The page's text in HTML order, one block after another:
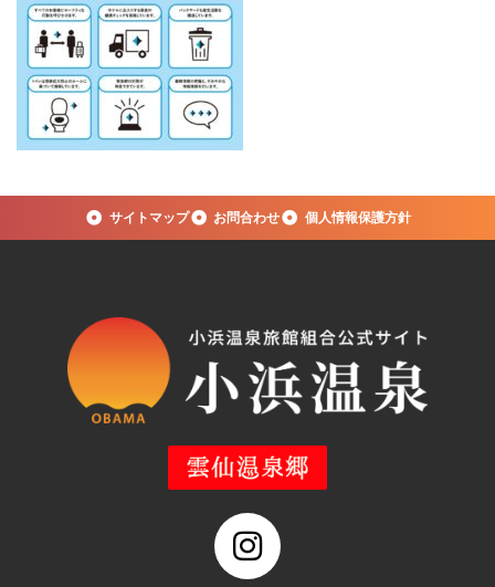
サイトマップ お問合わせ 個人情報保護方針